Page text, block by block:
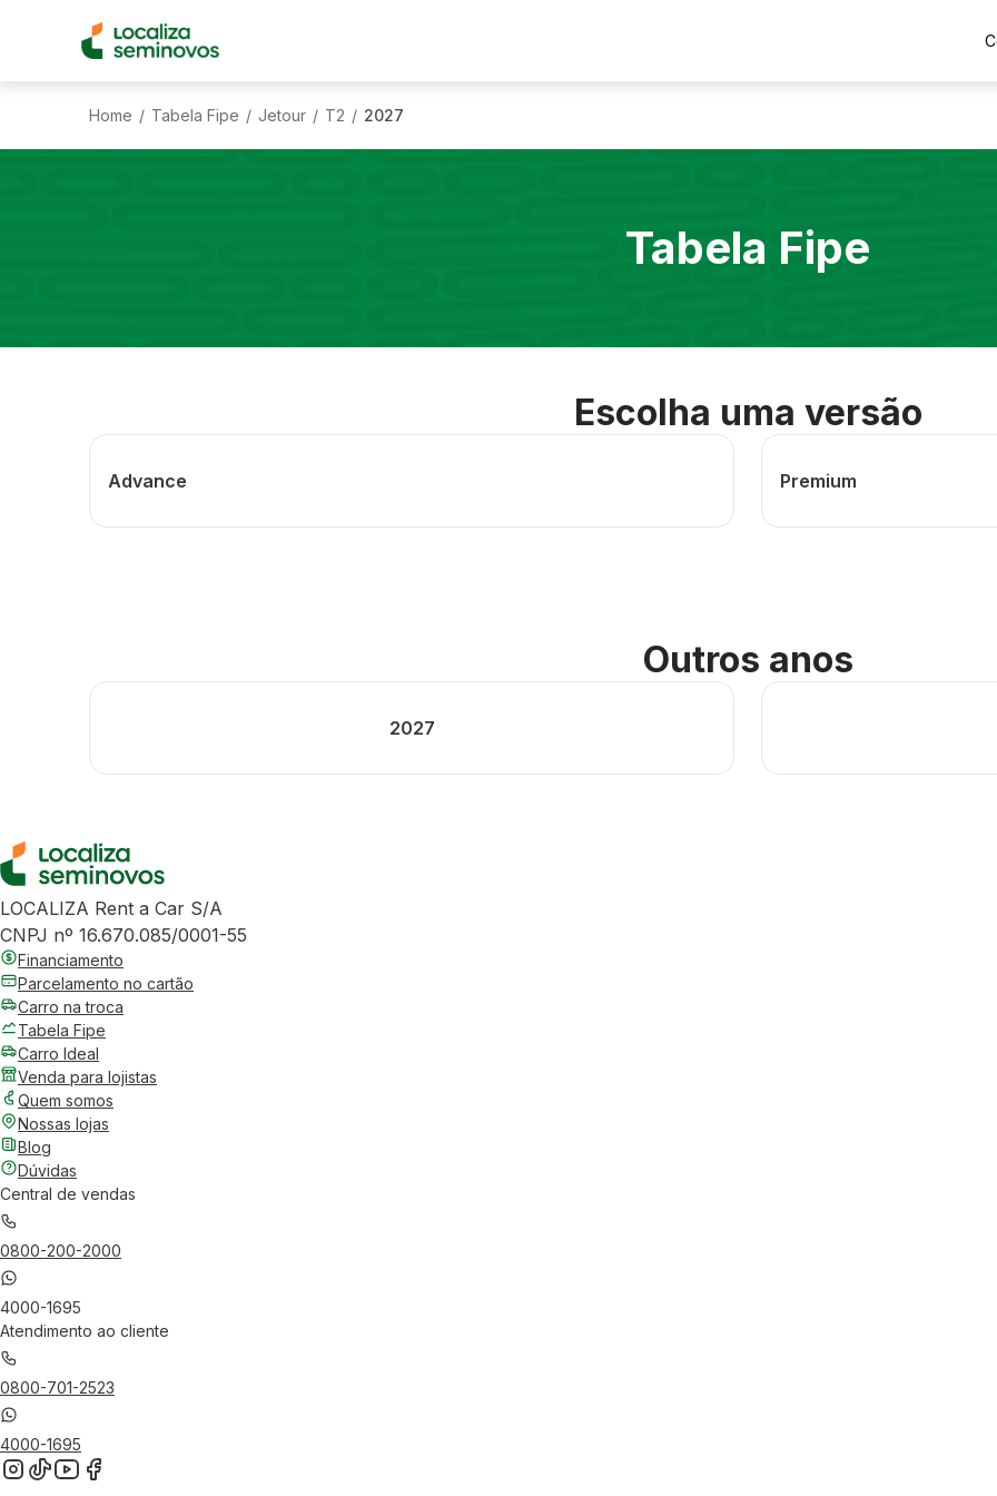
Home / Tabela Fipe / Jetour / T2 / 2027
Tabela Fipe
Escolha uma versão
Advance Premium
Outros anos
2027
LOCALIZA Rent a Car S/A
CNPJ nº 16.670.085/0001-55
Financiamento
Parcelamento no cartão
Carro na troca
Tabela Fipe
Carro Ideal
Venda para lojistas
Quem somos
Nossas lojas
Blog
Dúvidas
Central de vendas
0800-200-2000
4000-1695
Atendimento ao cliente
0800-701-2523
4000-1695